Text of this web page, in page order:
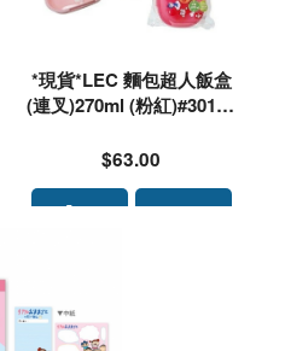
*現貨*LEC 麵包超人飯盒
(連叉)270ml (粉紅)#30180
$63.00